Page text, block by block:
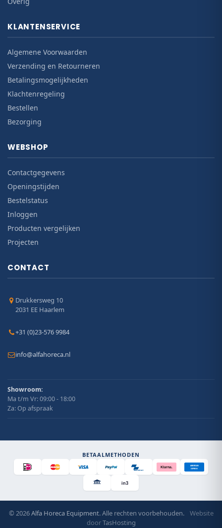
KLANTENSERVICE
Algemene Voorwaarden
Verzending en Retourneren
Betalingsmogelijkheden
Klachtenregeling
Bestellen
Bezorging
WEBSHOP
Contactgegevens
Openingstijden
Bestelstatus
Inloggen
Producten vergelijken
Projecten
CONTACT
Drukkersweg 10
2031 EE Haarlem
+31 (0)23-576 9984
info@alfahoreca.nl
Showroom:
Ma t/m Vr: 09:00 - 18:00
Za: Op afspraak
BETAALMETHODEN
Bancontact
Klarna.
AMERICAN
EXPRESS
in3
© 2026Alfa Horeca Equipment. Alle rechten voorbehouden.
Website
doorTasHosting